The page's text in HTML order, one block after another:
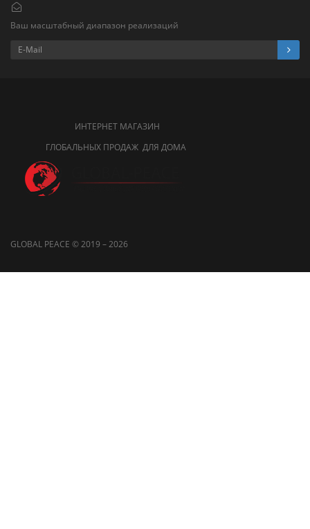
Ваш масштабный диапазон реализаций
ИНТЕРНЕТ МАГАЗИН
ГЛОБАЛЬНЫХ ПРОДАЖ ДЛЯ ДОМА
GLOBAL PEACE © 2019 – 2026